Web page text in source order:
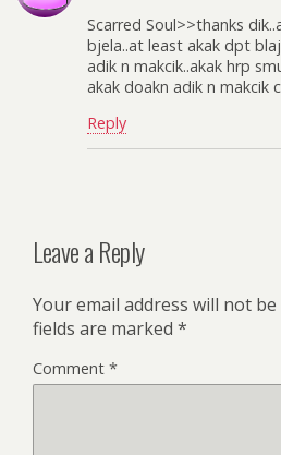
Scarred Soul>>thanks
bjela..at least akak dpt
adik n makcik..akak hrp
akak doakn adik n makcik
Reply
Leave a Reply
Your email address will not
fields are marked *
Comment *